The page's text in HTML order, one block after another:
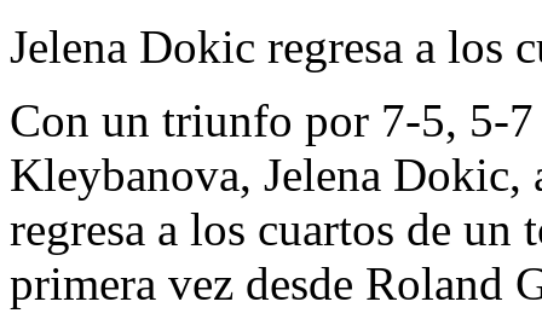
Jelena Dokic regresa a los
Con un triunfo por 7-5, 5-
Kleybanova, Jelena Dokic,
regresa a los cuartos de
primera vez desde Roland